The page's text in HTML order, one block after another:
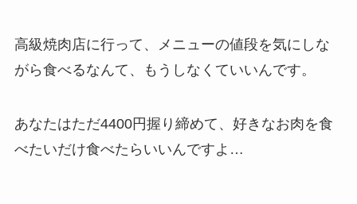
高級焼肉店に行って、メニューの値段を気にしな
がら食べるなんて、もうしなくていいんです。
あなたはただ4400円握り締めて、好きなお肉を食
べたいだけ食べたらいいんですよ…